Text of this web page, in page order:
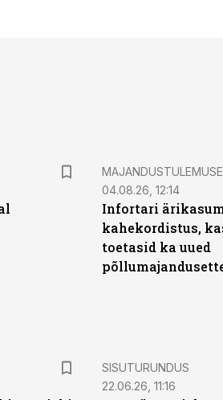
04.08.26, 12:14
Infortari
kahekordistus,
toetasid ka uued
ST
SISUTURUNDUS
22.06.26, 11:16